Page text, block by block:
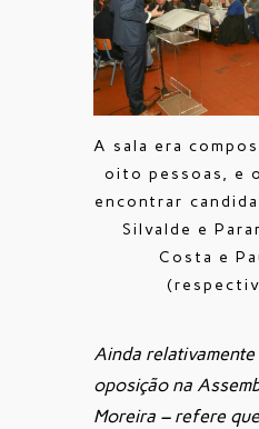
A sala era
oito pessoas, e
encontrar
Silvalde e
Costa e
Ainda
oposição na
Moreira – refere